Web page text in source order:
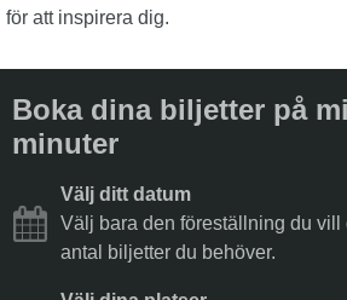
för att inspirera dig.
Boka dina biljetter på
minuter
Välj ditt datum
Välj bara den föreställning du vill
antal biljetter du behöver.